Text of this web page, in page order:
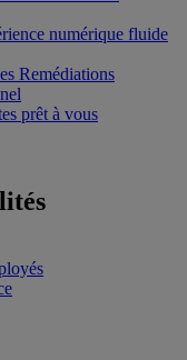
numérique fluide
Remédiations
prêt à vous